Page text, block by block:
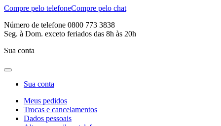
Compre pelo telefoneCompre pelo chat
Número de telefone 0800 773 3838
Seg. à Dom. exceto feriados das 8h às 20h
Sua conta
Sua conta
Meus pedidos
Trocas e cancelamentos
Dados pessoais